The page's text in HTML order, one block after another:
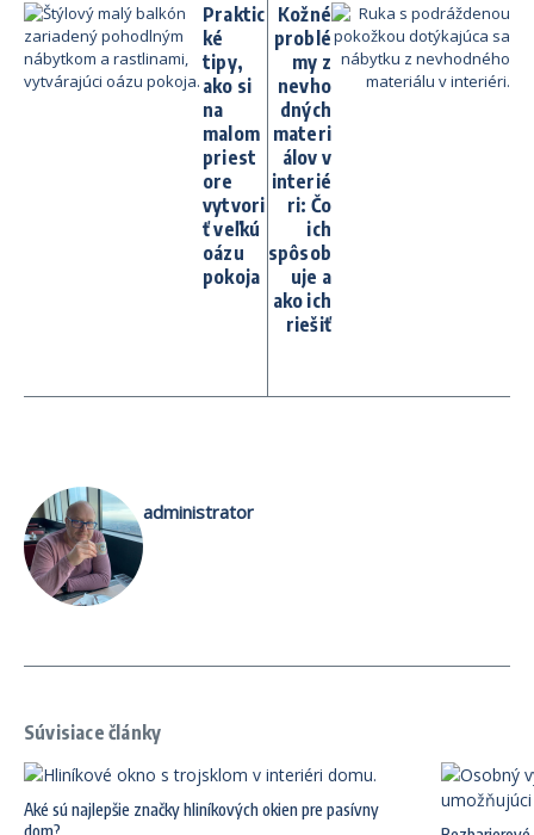
Praktic
ké
tipy,
ako si
na
malom
priest
ore
vytvori
ť veľkú
oázu
pokoja
Kožné
problé
my z
nevho
dných
materi
álov v
interié
ri: Čo
ich
spôsob
uje a
ako ich
riešiť
administrator
Súvisiace články
Aké sú najlepšie značky hliníkových okien pre pasívny
dom?